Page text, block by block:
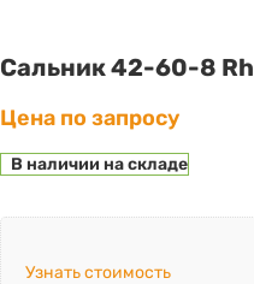
Сальник 42-60-8 Rh
Цена по запросу
В наличии на складе
Узнать стоимость